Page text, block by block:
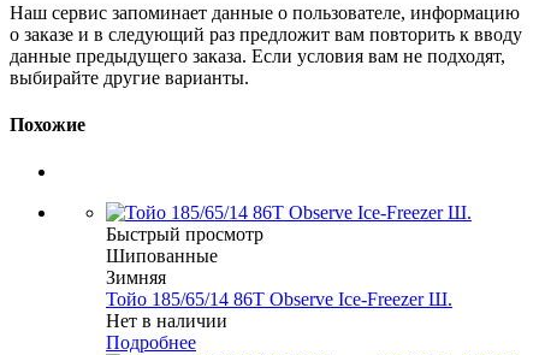
Наш сервис запоминает данные о пользователе, информацию
о заказе и в следующий раз предложит вам повторить к вводу
данные предыдущего заказа. Если условия вам не подходят,
выбирайте другие варианты.
Похожие
Быстрый просмотр
Шипованные
Зимняя
Тойо 185/65/14 86T Observe Ice-Freezer Ш.
Нет в наличии
Подробнее